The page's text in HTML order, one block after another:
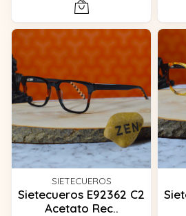
SIETECUEROS
Sietecueros E92362 C2
Acetato Rec..